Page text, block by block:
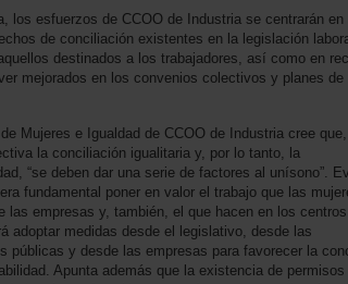
los esfuerzos de CCOO de Industria se centrarán en
de conciliación existentes en la legislación
destinados a los trabajadores, así como en
mejorados en los convenios colectivos y planes de
de Mujeres e Igualdad de CCOO de Industria cree
la conciliación igualitaria y, por lo tanto, la
“se deben dar una serie de factores al unísono”.
fundamental poner en valor el trabajo que las
las empresas y, también, el que hacen en los
adoptar medidas desde el legislativo, desde las
públicas y desde las empresas para favorecer la
Apunta además que la existencia de permisos